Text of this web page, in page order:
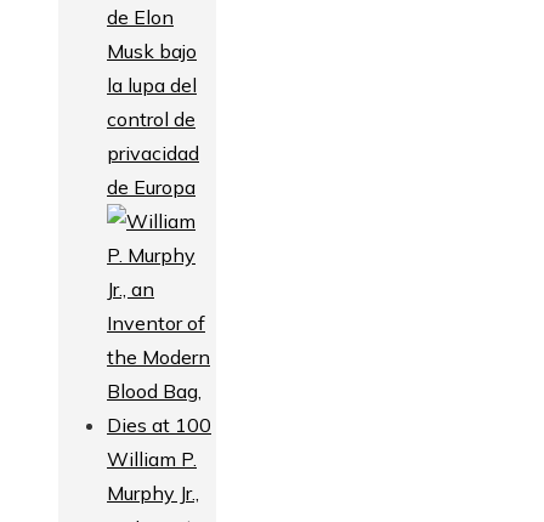
de Elon
Musk bajo
la lupa del
control de
privacidad
de Europa
William P.
Murphy Jr.,